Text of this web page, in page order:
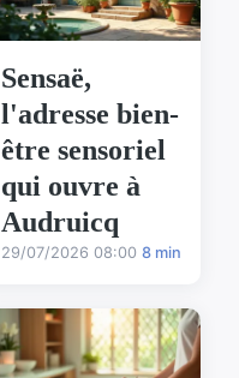
Sensaë,
l'adresse bien-
être sensoriel
qui ouvre à
Audruicq
29/07/2026 08:00 8 min